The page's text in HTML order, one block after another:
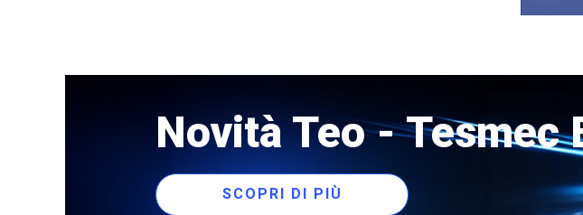
Novità Teo - Tesmec
SCOPRI DI PIÙ